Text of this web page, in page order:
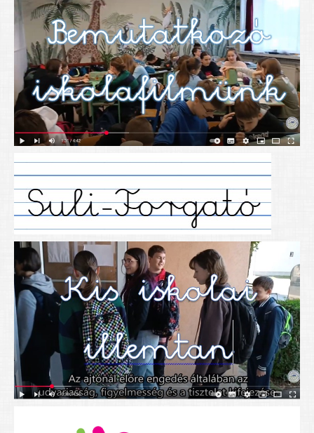
Határtalanul
Névadónk
UNESCO Társult Iskola
Sportversenyek
Tanulmányi versenyek
Alapítványunk
Nyitva tartás
SZÜLŐKNEK
Google Tanterem, Classroom - útmutató diákoknak
Tanév rendje
Étkezés befizetése
Étlap
eKréta
Diákigazolvány igénylése
Mindennapos testnevelés
Tartós tankönyvek